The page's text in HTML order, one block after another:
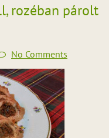
rozéban párolt
No Comments